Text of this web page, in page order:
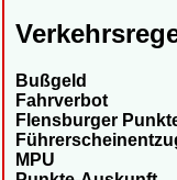
Bußgeld
Fahrverbot
Flensburger
MPU